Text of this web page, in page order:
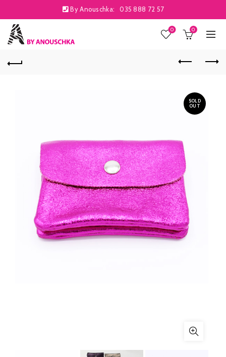
By Anouschka: 035 888 72 57
0 0
SOLD
OUT